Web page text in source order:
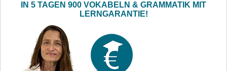
IN 5 TAGEN 900 VOKABELN & GRAMMATIK MIT
LERNGARANTIE!